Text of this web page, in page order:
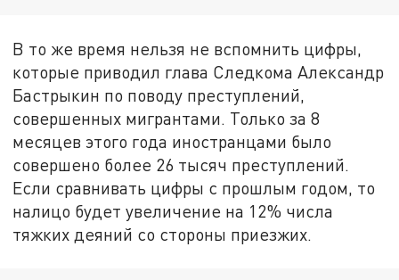
В то же время нельзя не вспомнить цифры,
которые приводил глава Следкома Александр
Бастрыкин по поводу преступлений,
совершенных мигрантами. Только за 8
месяцев этого года иностранцами было
совершено более 26 тысяч преступлений.
Если сравнивать цифры с прошлым годом, то
налицо будет увеличение на 12% числа
тяжких деяний со стороны приезжих.